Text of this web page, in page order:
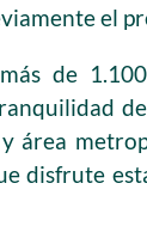
el
de
área
disfrute